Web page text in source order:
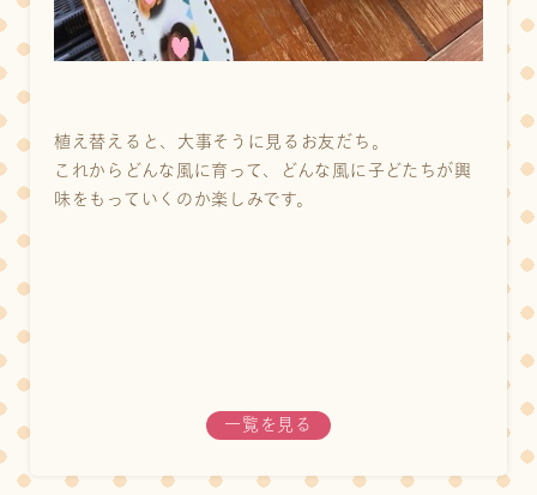
植え替えると、大事そうに見るお友だち。
これからどんな風に育って、どんな風に子どたちが興
味をもっていくのか楽しみです。
一覧を見る